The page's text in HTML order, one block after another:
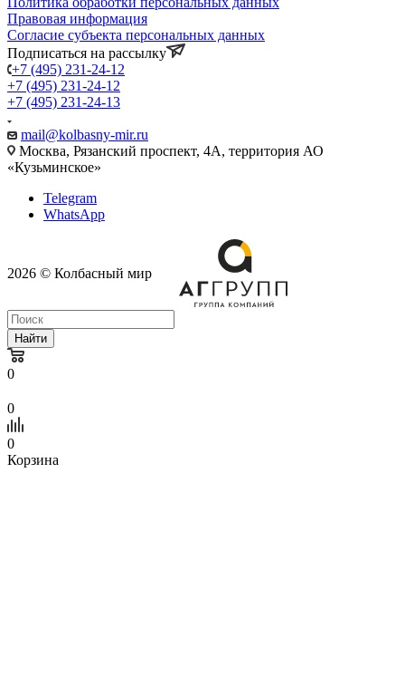
Правовая информация
Согласие субъекта персональных данных
Подписаться на рассылку
+7 (495) 231-24-12
+7 (495) 231-24-12
+7 (495) 231-24-13
mail@kolbasny-mir.ru
Москва, Рязанский проспект, 4А, территория АО
«Кузьминское»
Telegram
WhatsApp
2026 © Колбасный мир
Найти
0
0
0
Корзина